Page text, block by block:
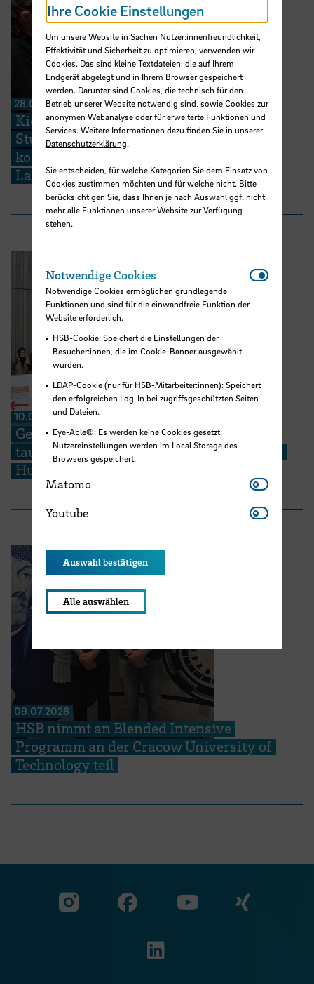
28.07.2026
Kieserling Stiftung ermöglicht 48
Studierenden der Hochschule Bremen
kostenlose Zertifikatskurse zur
Ladungssicherung
10.07.2026
Genaues Hinhören: HSB-Studierende
tauchen in die Geschichten des Quartiers
Huchting ein
09.07.2026
HSB nimmt an Blended Intensive
Programm an der Cracow University of
Technology teil
Zu unserer Facebook
Zu
Zu unserer
Ihre Cookie Einstellungen
Um unsere Website in Sachen Nutzer:innenfreundlichkeit,
Effektivität und Sicherheit zu optimieren, verwenden wir
Cookies. Das sind kleine Textdateien, die auf Ihrem
Endgerät abgelegt und in Ihrem Browser gespeichert
werden. Darunter sind Cookies, die technisch für den
Betrieb unserer Website notwendig sind, sowie Cookies zur
anonymen Webanalyse oder für erweiterte Funktionen und
Services. Weitere Informationen dazu finden Sie in unserer
Datenschutzerklärung.
Sie entscheiden, für welche Kategorien Sie dem Einsatz von
Cookies zustimmen möchten und für welche nicht. Bitte
berücksichtigen Sie, dass Ihnen je nach Auswahl ggf. nicht
mehr alle Funktionen unserer Website zur Verfügung
stehen.
Notwendige Cookies
Notwendige Cookies ermöglichen grundlegende
Funktionen und sind für die einwandfreie Funktion der
Website erforderlich.
HSB-Cookie: Speichert die Einstellungen der
Besucher:innen, die im Cookie-Banner ausgewählt
wurden.
LDAP-Cookie (nur für HSB-Mitarbeiter:innen): Speichert
den erfolgreichen Log-In bei zugriffsgeschützten Seiten
und Dateien.
Eye-Able®: Es werden keine Cookies gesetzt.
Nutzereinstellungen werden im Local Storage des
Browsers gespeichert.
Matomo Matomo
Youtube Youtube
Auswahl bestätigen
Alle auswählen